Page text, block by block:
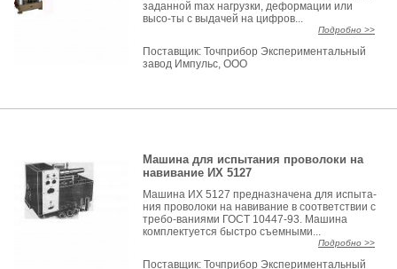
заданной max нагрузки, деформации или
высо-ты с выдачей на цифров...
Подробно >>
Поставщик:Точприбор Экспериментальный
завод Импульс, ООО
Машина для испытания проволоки на
навивание ИХ 5127
Машина ИХ 5127 предназначена для испыта-
ния проволоки на навивание в соответствии с
требо-ваниями ГОСТ 10447-93. Машина
комплектуется быстро съемными...
Подробно >>
Поставщик:Точприбор Экспериментальный